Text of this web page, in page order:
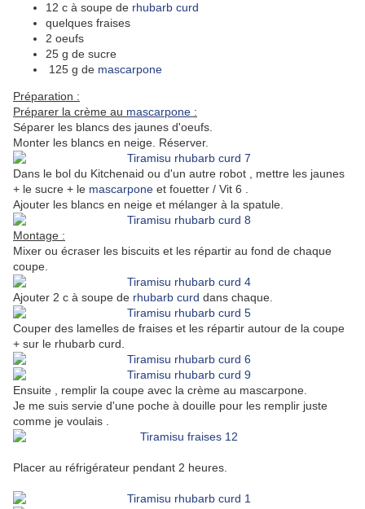
12 c à soupe de rhubarb curd
quelques fraises
2 oeufs
25 g de sucre
125 g de mascarpone
Préparation :
Préparer la crème au mascarpone :
Séparer les blancs des jaunes d'oeufs.
Monter les blancs en neige. Réserver.
Dans le bol du Kitchenaid ou d'un autre robot , mettre les jaunes
+ le sucre + le mascarpone et fouetter / Vit 6 .
Ajouter les blancs en neige et mélanger à la spatule.
Montage :
Mixer ou écraser les biscuits et les répartir au fond de chaque
coupe.
Ajouter 2 c à soupe de rhubarb curd dans chaque.
Couper des lamelles de fraises et les répartir autour de la coupe
+ sur le rhubarb curd.
Ensuite , remplir la coupe avec la crème au mascarpone.
Je me suis servie d'une poche à douille pour les remplir juste
comme je voulais .
Placer au réfrigérateur pendant 2 heures.